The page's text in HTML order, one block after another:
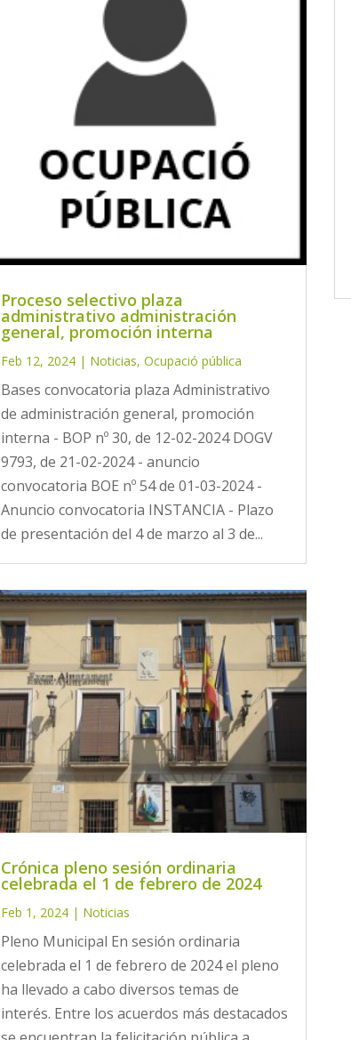
Proceso selectivo plaza
administrativo administración
general, promoción interna
Feb 12, 2024 | Noticias,Ocupació pública
Bases convocatoria plaza Administrativo
de administración general, promoción
interna - BOP nº 30, de 12-02-2024 DOGV
9793, de 21-02-2024 - anuncio
convocatoria BOE nº 54 de 01-03-2024 -
Anuncio convocatoria INSTANCIA - Plazo
de presentación del 4 de marzo al 3 de...
Crónica pleno sesión ordinaria
celebrada el 1 de febrero de 2024
Feb 1, 2024 | Noticias
Pleno Municipal En sesión ordinaria
celebrada el 1 de febrero de 2024 el pleno
ha llevado a cabo diversos temas de
interés. Entre los acuerdos más destacados